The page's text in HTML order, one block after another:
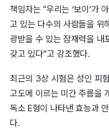
책임자는 "우리는 ‘보이’가
고 있는 다수의 사람들을 위
광받을 수 있는 잠재력을 내
갖고 있다”고 강조했다.
최근의 3상 시험은 성인 피
고도에 이르는 미간 주름을
독소 E형이 나타낸 효능과
다.